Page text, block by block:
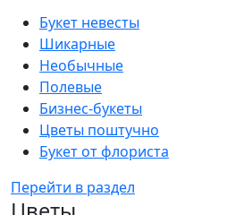
Букет невесты
Шикарные
Необычные
Полевые
Бизнес-букеты
Цветы поштучно
Букет от флориста
Перейти в раздел